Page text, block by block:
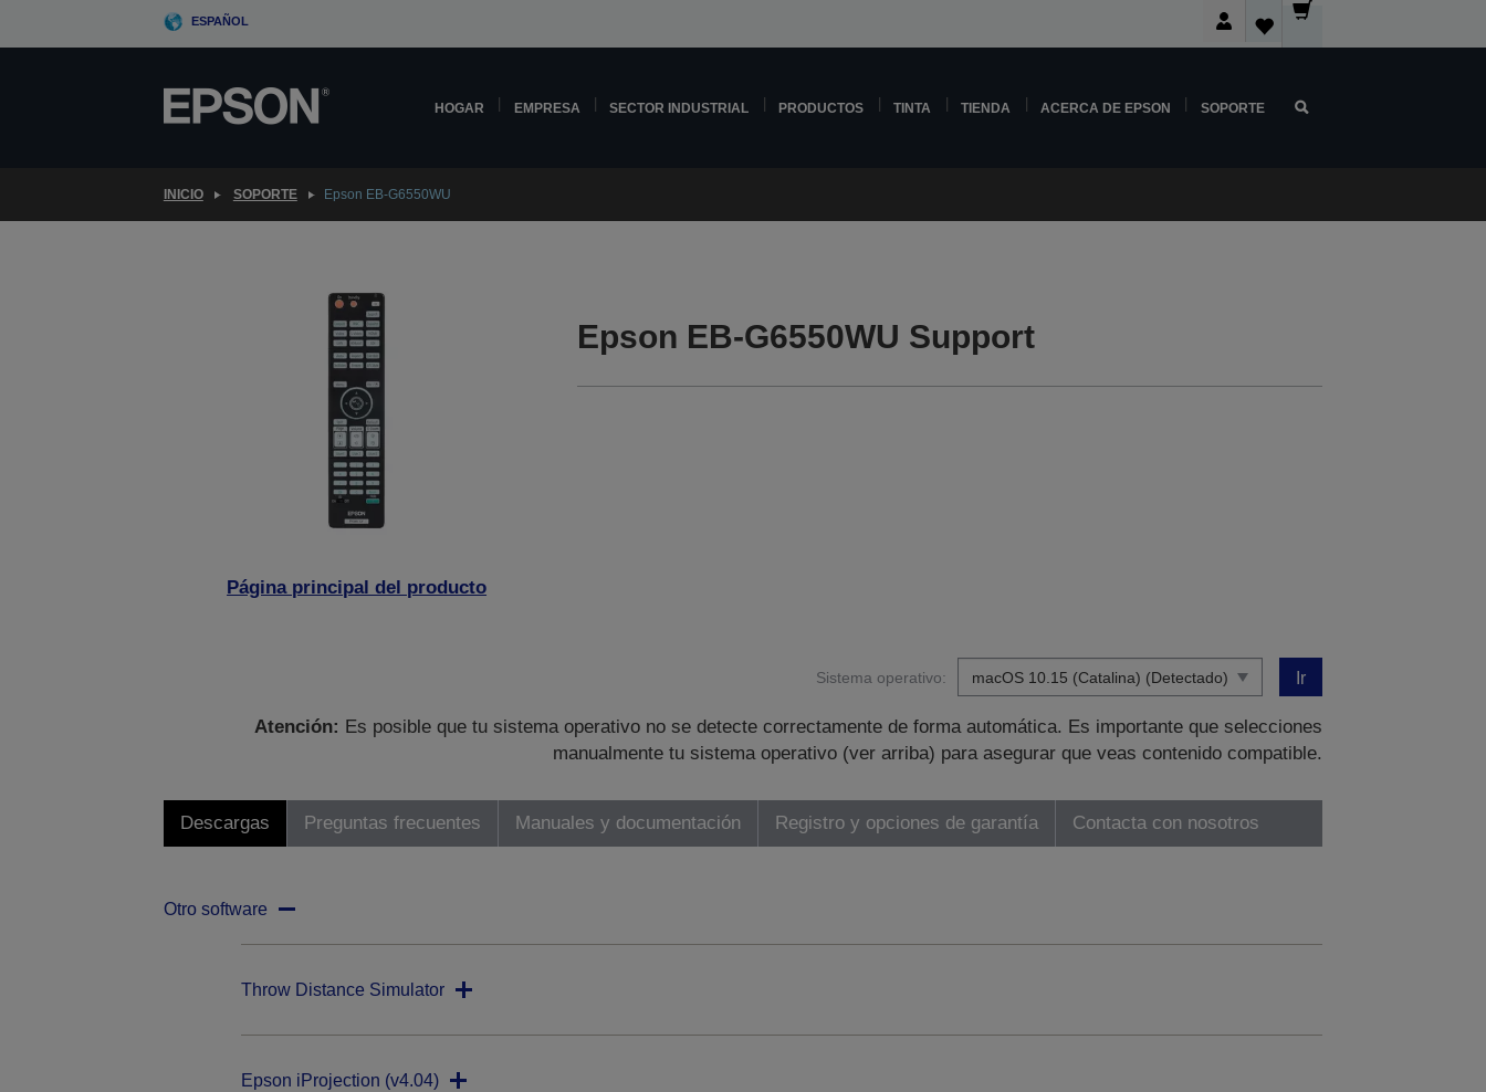
ESPAÑOL
HOGAR EMPRESA SECTOR INDUSTRIAL PRODUCTOS TINTA TIENDA ACERCA DE EPSON SOPORTE
INICIO SOPORTE Epson EB-G6550WU
Página principal del producto
Epson EB-G6550WU Support
Sistema operativo: Ir
Atención: Es posible que tu sistema operativo no se detecte correctamente de forma automática. Es importante que selecciones
manualmente tu sistema operativo (ver arriba) para asegurar que veas contenido compatible.
Descargas Preguntas frecuentes Manuales y documentación Registro y opciones de garantía Contacta con nosotros
Otro software
Throw Distance Simulator
Epson iProjection (v4.04)